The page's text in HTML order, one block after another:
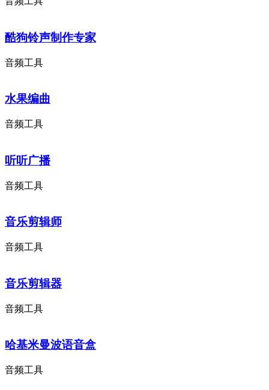
酷狗铃声制作专家
音频工具
水果编曲
音频工具
听听广播
音频工具
音乐剪辑师
音频工具
音乐剪辑器
音频工具
哈基米曼波语音盒
音频工具